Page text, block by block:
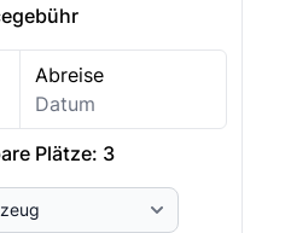
Abreise
Plätze: 3